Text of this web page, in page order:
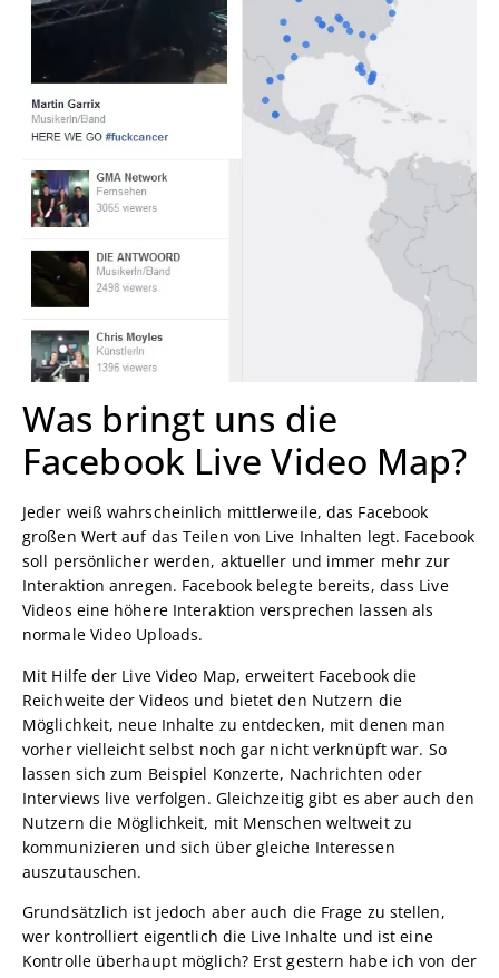
Was bringt uns die
Facebook Live Video Map?
Jeder weiß wahrscheinlich mittlerweile, das Facebook
großen Wert auf das Teilen von Live Inhalten legt. Facebook
soll persönlicher werden, aktueller und immer mehr zur
Interaktion anregen. Facebook belegte bereits, dass Live
Videos eine höhere Interaktion versprechen lassen als
normale Video Uploads.
Mit Hilfe der Live Video Map, erweitert Facebook die
Reichweite der Videos und bietet den Nutzern die
Möglichkeit, neue Inhalte zu entdecken, mit denen man
vorher vielleicht selbst noch gar nicht verknüpft war. So
lassen sich zum Beispiel Konzerte, Nachrichten oder
Interviews live verfolgen. Gleichzeitig gibt es aber auch den
Nutzern die Möglichkeit, mit Menschen weltweit zu
kommunizieren und sich über gleiche Interessen
auszutauschen.
Grundsätzlich ist jedoch aber auch die Frage zu stellen,
wer kontrolliert eigentlich die Live Inhalte und ist eine
Kontrolle überhaupt möglich? Erst gestern habe ich von der